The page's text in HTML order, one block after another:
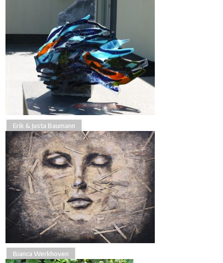
Erik & Justa Baumann
Bianca Werkhoven